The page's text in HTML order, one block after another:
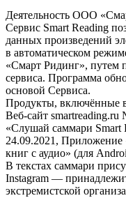
Деятельность ООО
Сервис Smart Reading
данных произведений
в автоматическом
«Смарт Ридинг», путем
сервиса. Программа
основой Сервиса.
Продукты, включённые
Веб-сайт
«Слушай саммари Smart
24.09.2021,
книг с аудио» (для
В текстах саммари
Instagram —
экстремистской